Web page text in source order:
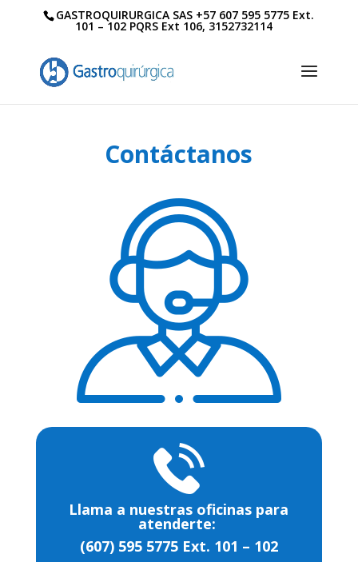
GASTROQUIRURGICA SAS +57 607 595 5775 Ext.
101 – 102 PQRS Ext 106, 3152732114
Contáctanos
Llama a nuestras oficinas para
atenderte:
(607) 595 5775 Ext. 101 – 102